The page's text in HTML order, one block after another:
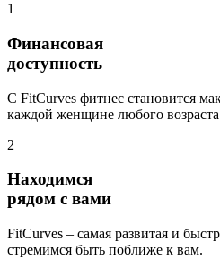
1
Финансовая
доступность
С FitCurves фитнес становится
каждой женщине любого
2
Находимся
рядом с вами
FitCurves – самая развитая и
стремимся быть поближе к вам.